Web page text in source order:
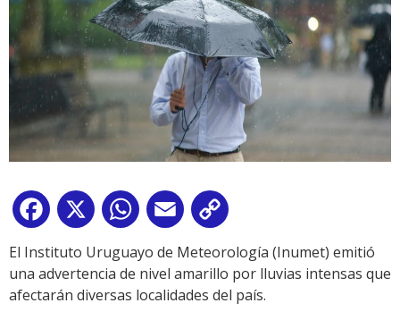
Facebook
X WhatsApp
Email
Link
El Instituto Uruguayo de Meteorología (Inumet) emitió
una advertencia de nivel amarillo por lluvias intensas que
afectarán diversas localidades del país.